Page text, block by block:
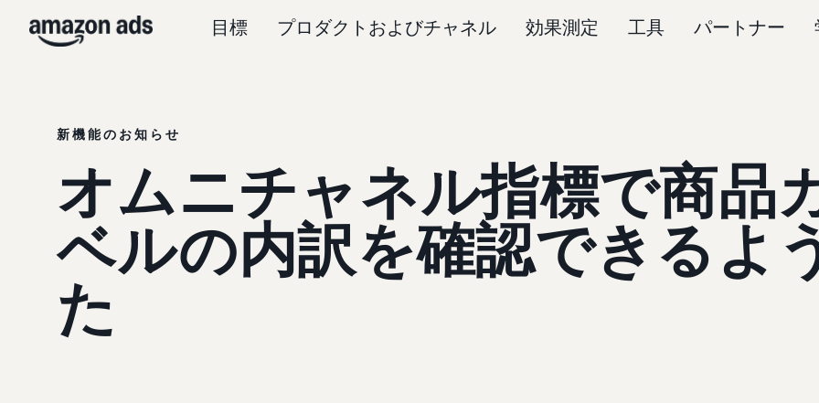
目標 プロダクトおよびチャネル 効果測定 工具 パートナー
新機能のお知らせ
オムニチャネル指標で商品
ベルの内訳を確認できるよ
た